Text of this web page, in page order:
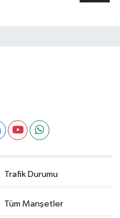
Trafik Durumu
Tüm Manşetler